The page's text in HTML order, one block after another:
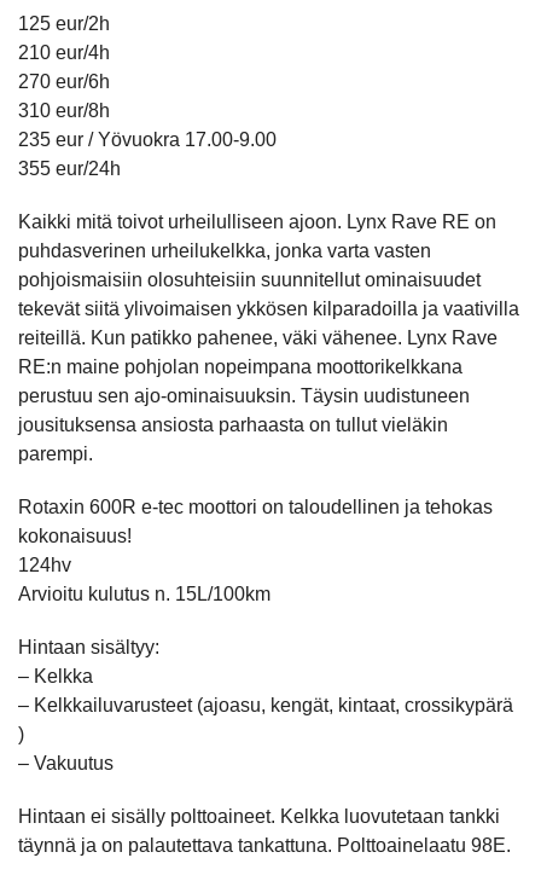
125 eur/2h
210 eur/4h
270 eur/6h
310 eur/8h
235 eur / Yövuokra 17.00-9.00
355 eur/24h
Kaikki mitä toivot urheilulliseen ajoon. Lynx Rave RE on
puhdasverinen urheilukelkka, jonka varta vasten
pohjoismaisiin olosuhteisiin suunnitellut ominaisuudet
tekevät siitä ylivoimaisen ykkösen kilparadoilla ja vaativilla
reiteillä. Kun patikko pahenee, väki vähenee. Lynx Rave
RE:n maine pohjolan nopeimpana moottorikelkkana
perustuu sen ajo-ominaisuuksin. Täysin uudistuneen
jousituksensa ansiosta parhaasta on tullut vieläkin
parempi.
Rotaxin 600R e-tec moottori on taloudellinen ja tehokas
kokonaisuus!
124hv
Arvioitu kulutus n. 15L/100km
Hintaan sisältyy:
– Kelkka
– Kelkkailuvarusteet (ajoasu, kengät, kintaat, crossikypärä
)
– Vakuutus
Hintaan ei sisälly polttoaineet. Kelkka luovutetaan tankki
täynnä ja on palautettava tankattuna. Polttoainelaatu 98E.